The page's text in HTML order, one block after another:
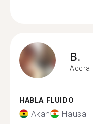
B.
Accra
HABLA FLUIDO
Akan Hausa